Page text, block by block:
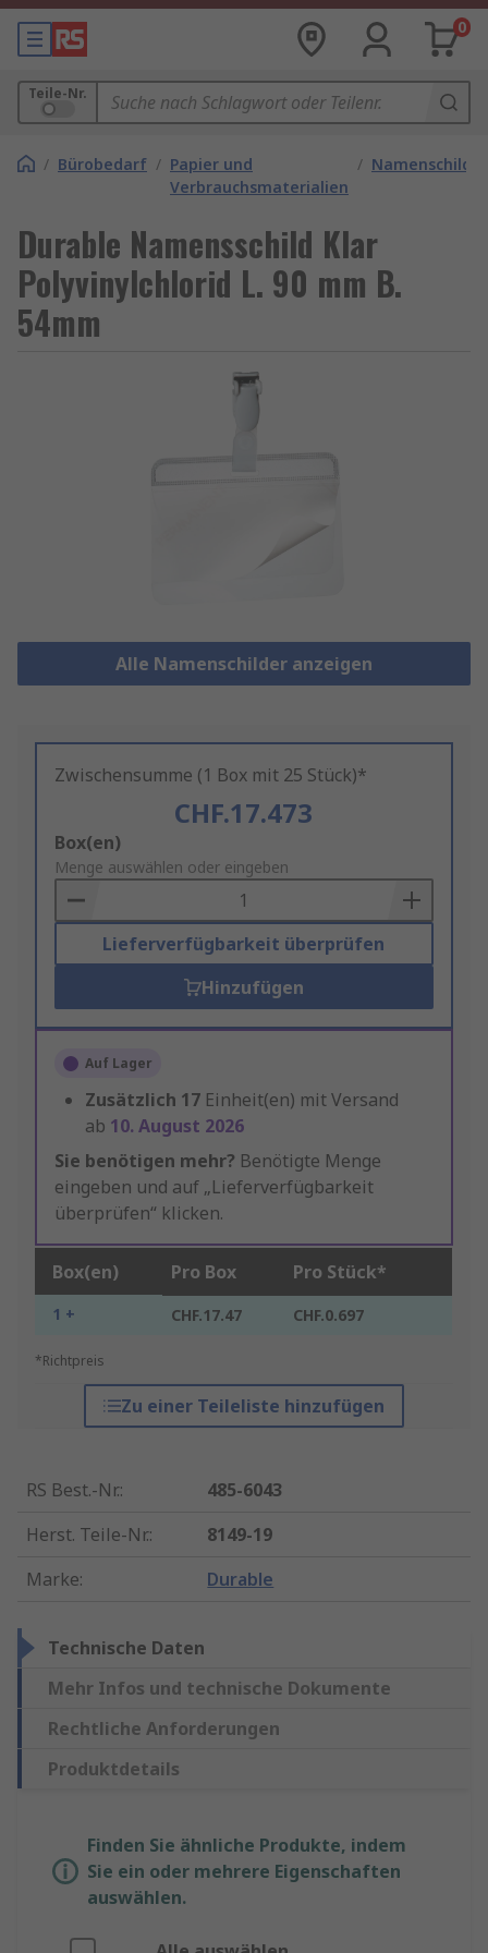
0
Teile-Nr.
/ Bürobedarf / Papier und
Verbrauchsmaterialien
/ Namenschilder
Durable Namensschild Klar
Polyvinylchlorid L. 90 mm B.
54mm
Alle Namenschilder anzeigen
Zwischensumme (1 Box mit 25 Stück)*
CHF.17.473
Add
to
Basket
Box(en)
Menge auswählen oder eingeben
Lieferverfügbarkeit überprüfen
Hinzufügen
Auf Lager
Zusätzlich 17 Einheit(en) mit Versand
ab 10. August 2026
Sie benötigen mehr? Benötigte Menge
eingeben und auf „Lieferverfügbarkeit
überprüfen“ klicken.
Box(en) Pro Box Pro Stück*
1 + CHF.17.47 CHF.0.697
*Richtpreis
Zu einer Teileliste hinzufügen
RS Best.-Nr.:
485-6043
Herst. Teile-Nr.:
8149-19
Marke: Durable
Technische Daten
Mehr Infos und technische Dokumente
Rechtliche Anforderungen
Produktdetails
Finden Sie ähnliche Produkte, indem
Sie ein oder mehrere Eigenschaften
auswählen.